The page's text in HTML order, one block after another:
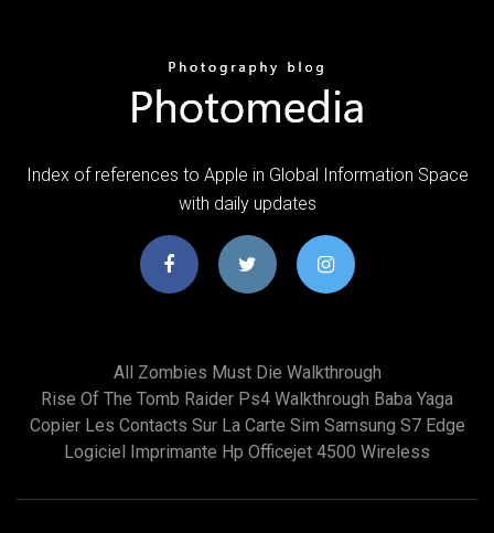
Index of references to Apple in Global Information Space
with daily updates
All Zombies Must Die Walkthrough
Rise Of The Tomb Raider Ps4 Walkthrough Baba Yaga
Copier Les Contacts Sur La Carte Sim Samsung S7 Edge
Logiciel Imprimante Hp Officejet 4500 Wireless